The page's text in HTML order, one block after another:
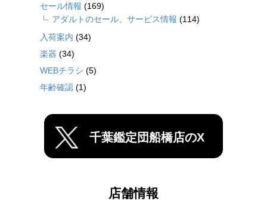
セール情報 (169)
アダルトのセール、サービス情報 (114)
入荷案内 (34)
楽器 (34)
WEBチラシ (5)
年齢確認 (1)
千葉鑑定団船橋店のX
店舗情報